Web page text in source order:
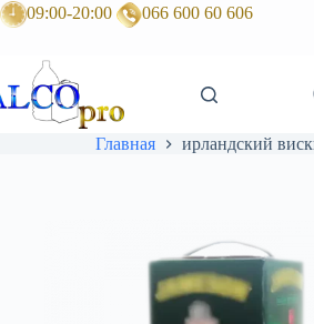
Перейти
к
09:00-20:00 066 600 60 606
Главная ирландский